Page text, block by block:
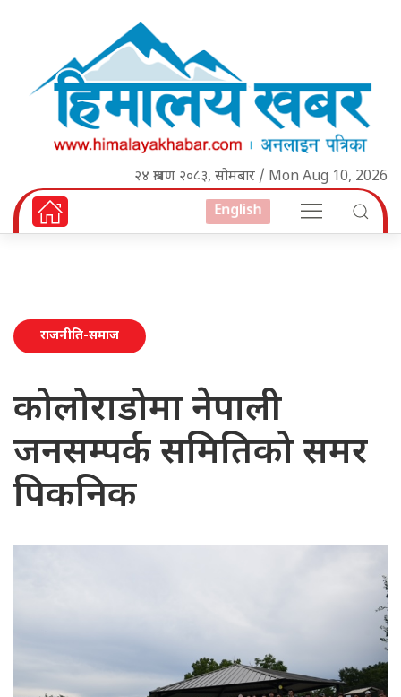
२४ श्रावण २०८३, सोमबार / Mon Aug 10, 2026
English
राजनीति-समाज
कोलोराडोमा नेपाली
जनसम्पर्क समितिको समर
पिकनिक